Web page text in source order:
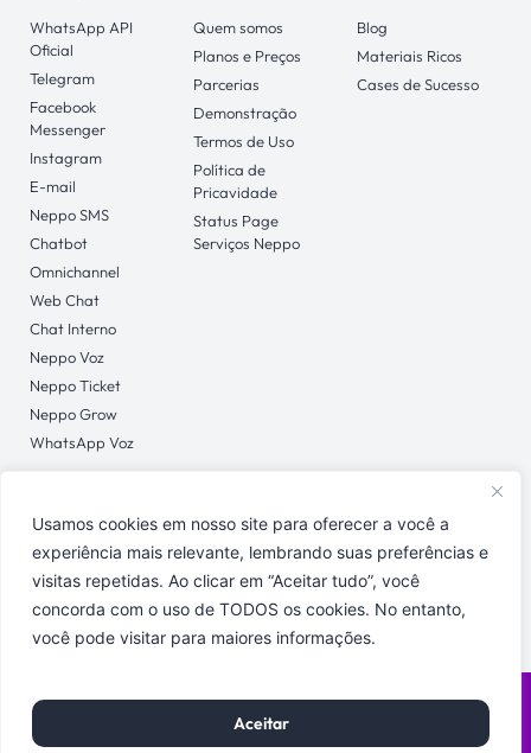
Usamos cookies em nosso site para oferecer a você a
experiência mais relevante, lembrando suas preferências e
visitas repetidas. Ao clicar em “Aceitar tudo”, você
concorda com o uso de TODOS os cookies. No entanto,
você pode visitar para maiores informações.
Aceitar
WhatsApp API
Oficial
Telegram
Facebook
Messenger
Instagram
E-mail
Neppo SMS
Chatbot
Omnichannel
Web Chat
Chat Interno
Neppo Voz
Neppo Ticket
Neppo Grow
WhatsApp Voz
Quem somos
Planos e Preços
Parcerias
Demonstração
Termos de Uso
Política de
Pricavidade
Status Page
Serviços Neppo
Blog
Materiais Ricos
Cases de Sucesso
CONTATO
Central de Ajuda